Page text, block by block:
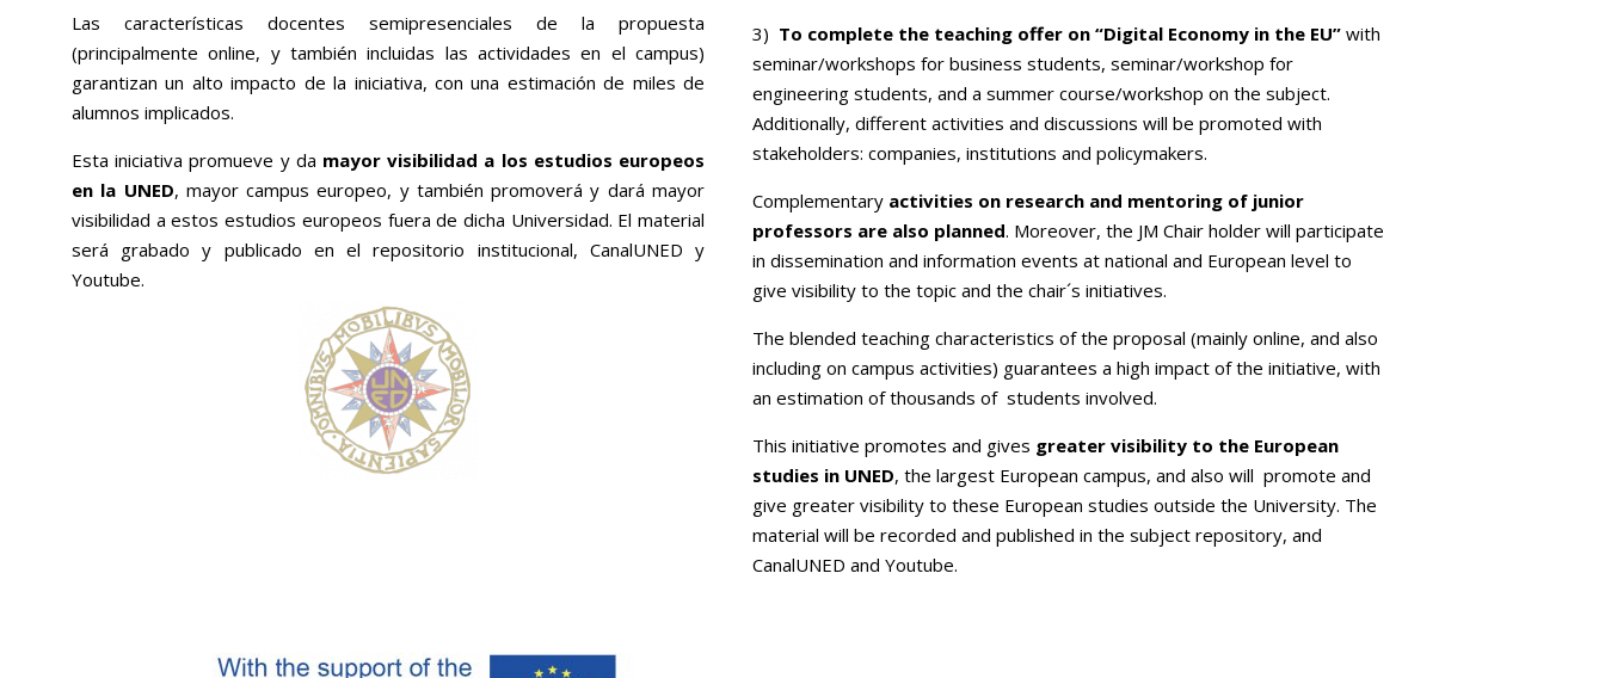
Las características docentes semipresenciales de la propuesta
(principalmente online, y también incluidas las actividades en el campus)
garantizan un alto impacto de la iniciativa, con una estimación de miles de
alumnos implicados.
Esta iniciativa promueve y da mayor visibilidad a los estudios europeos
en la UNED, mayor campus europeo, y también promoverá y dará mayor
visibilidad a estos estudios europeos fuera de dicha Universidad. El material
será grabado y publicado en el repositorio institucional, CanalUNED y
Youtube.
3) To complete the teaching offer on “Digital Economy in the EU” with
seminar/workshops for business students, seminar/workshop for
engineering students, and a summer course/workshop on the subject.
Additionally, different activities and discussions will be promoted with
stakeholders: companies, institutions and policymakers.
Complementary activities on research and mentoring of junior
professors are also planned. Moreover, the JM Chair holder will participate
in dissemination and information events at national and European level to
give visibility to the topic and the chair´s initiatives.
The blended teaching characteristics of the proposal (mainly online, and also
including on campus activities) guarantees a high impact of the initiative, with
an estimation of thousands of students involved.
This initiative promotes and gives greater visibility to the European
studies in UNED, the largest European campus, and also will promote and
give greater visibility to these European studies outside the University. The
material will be recorded and published in the subject repository, and
CanalUNED and Youtube.